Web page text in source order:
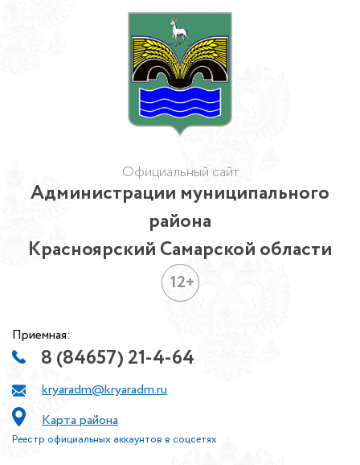
Официальный сайт
Администрации муниципального
района
Красноярский Самарской области
12+
Приемная:
8 (84657) 21-4-64
kryaradm@kryaradm.ru
Карта района
Реестр официальных аккаунтов в соцсетях